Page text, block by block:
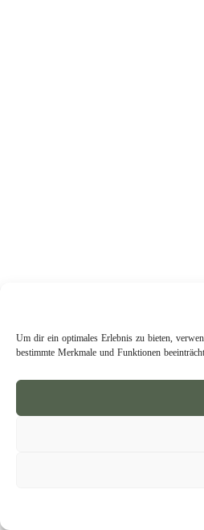
Um dir ein optimales Erlebnis zu bieten,
bestimmte Merkmale und Funktionen